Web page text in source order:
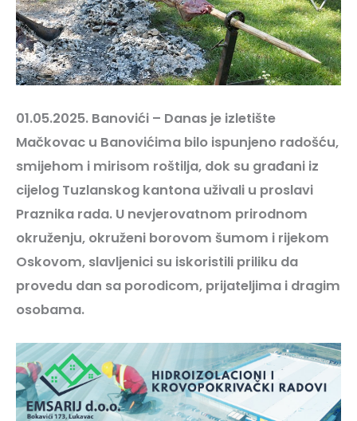
01.05.2025. Banovići – Danas je izletište
Mačkovac u Banovićima bilo ispunjeno radošću,
smijehom i mirisom roštilja, dok su građani iz
cijelog Tuzlanskog kantona uživali u proslavi
Praznika rada. U nevjerovatnom prirodnom
okruženju, okruženi borovom šumom i rijekom
Oskovom, slavljenici su iskoristili priliku da
provedu dan sa porodicom, prijateljima i dragim
osobama.